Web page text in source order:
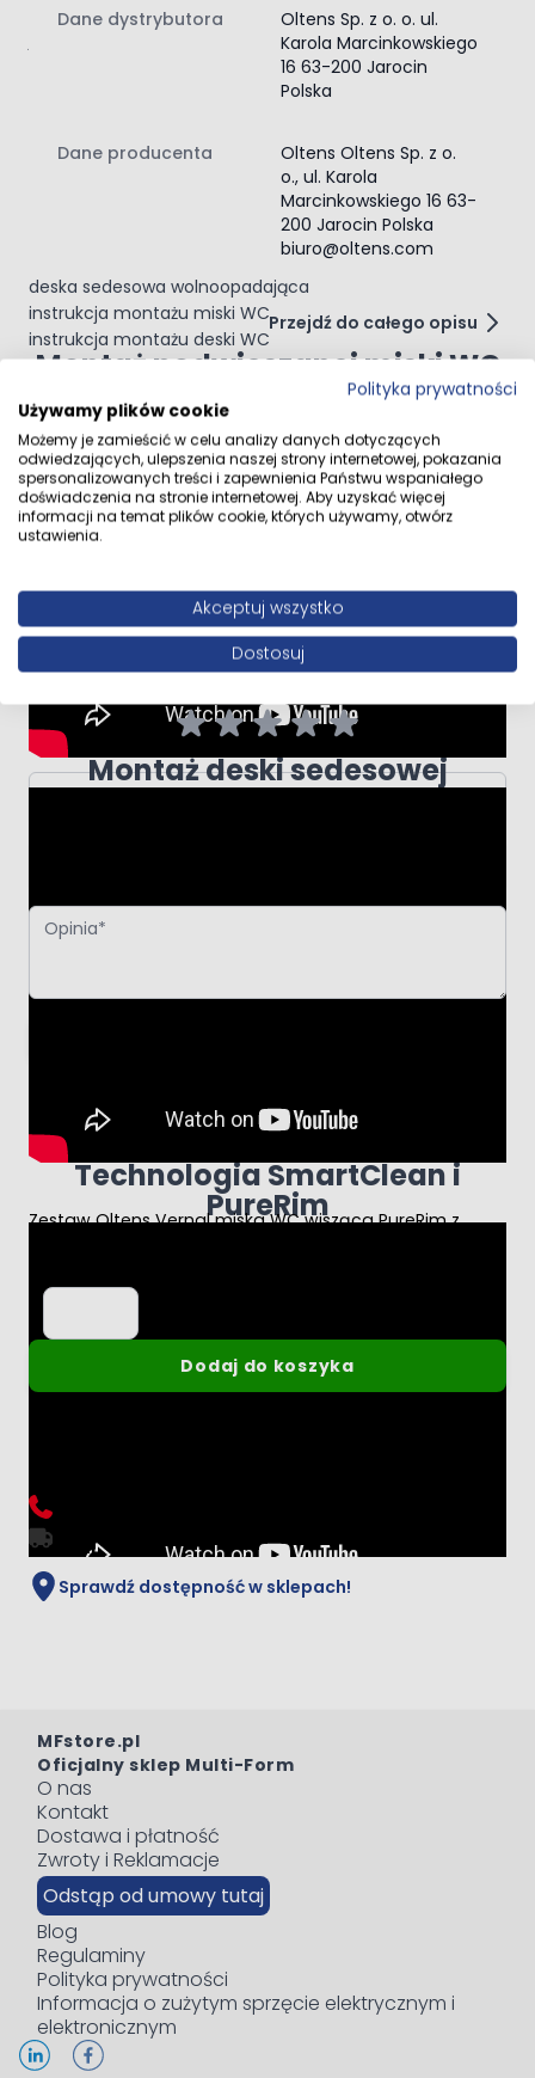
zapomnieliśmy o estetycznym wykończeniu. Wszystkie
jej elementy idealnie ze sobą współgrają.
Dedykowany stelaż
Oltens Triberg. Dedykowany stelaż podtynkowy to
Zawartość zestawu:
deska sedesowa wolnoopadająca
instrukcja montażu miski WC
instrukcja montażu deski WC
Montaż podwieszanej miski WC
Montaż deski sedesowej
Technologia SmartClean i
PureRim
Dane dystrybutora
Oltens Sp. z o. o. ul.
Karola Marcinkowskiego
16 63-200 Jarocin
Polska
Dane producenta
Oltens Oltens Sp. z o.
o., ul. Karola
Marcinkowskiego 16 63-
200 Jarocin Polska
biuro@oltens.com
Przejdź do całego opisu
Opinie klientów
Napisz opinię o produkcie:Zestaw Oltens Vernal miska WC
wisząca PureRim z powłoką SmartClean z deską
wolnoopadającą
Twoja ocena:
Autor
Opinia
Zestaw Oltens Vernal miska WC wisząca PureRim z
Ilość
Dodaj do koszyka
5 dni
Sprawdź dostępność w sklepach!
MFstore.pl
Oficjalny sklep Multi-Form
O nas
Kontakt
Dostawa i płatność
Zwroty i Reklamacje
Odstąp od umowy tutaj
Blog
Regulaminy
Polityka prywatności
Informacja o zużytym sprzęcie elektrycznym i
elektronicznym
Polityka prywatności
Używamy plików cookie
Możemy je zamieścić w celu analizy danych dotyczących
odwiedzających, ulepszenia naszej strony internetowej, pokazania
spersonalizowanych treści i zapewnienia Państwu wspaniałego
doświadczenia na stronie internetowej. Aby uzyskać więcej
informacji na temat plików cookie, których używamy, otwórz
ustawienia.
Akceptuj wszystko
Dostosuj